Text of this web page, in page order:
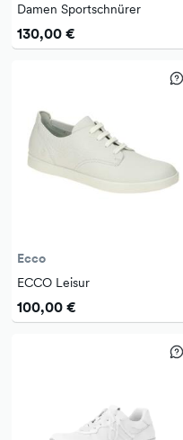
Damen Sportschnürer
130,00 €
Ecco
ECCO Leisur
100,00 €